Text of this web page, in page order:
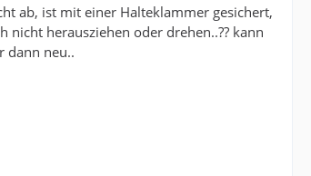
ab, ist mit einer Halteklammer gesichert,
herausziehen oder drehen..?? kann
dann neu..